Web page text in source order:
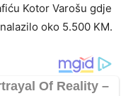
Kotor Varošu gdje
oko 5.500 KM.